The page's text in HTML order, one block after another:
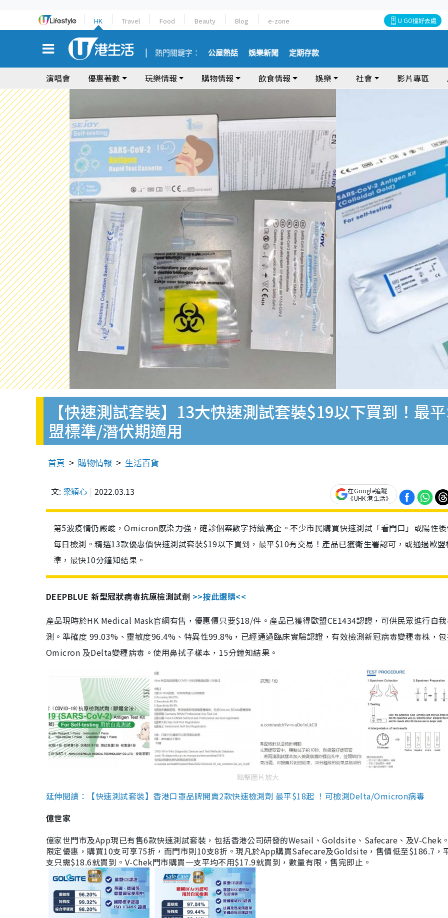
HK Travel Food Beauty Blog e-zone U GO搵好去處
熱門關鍵字： 公屋熱話 娛樂新聞 定期存款
演唱會 優惠著數 玩樂情報 購物情報 飲食情報 娛樂 社會 影片專區
【快速測試套裝】13大快速測試套裝$19以下買到！最
盟標準/潛伏期適用
首頁 購物情報 生活百貨
文: 梁穎心 2022.03.13
在Google追蹤
《UHK 港生活》
第5波疫情仍嚴峻，Omicron感染力強，確診個案數字持續高企。不少市民購買快速測試「看門口」或陽性
每日檢測。精選13款優惠價快速測試套裝$19以下買到，最平$10有交易！產品已獲衛生署認可，或通過歐盟
準，最快10分鐘知結果。
DEEPBLUE 新型冠狀病毒抗原檢測試劑 >>按此選購<<
產品現時於HK Medical Mask官網有售，優惠價只要$18/件。產品已獲得歐盟CE1434認證，可供民眾進行自
測。準確度 99.03%、靈敏度96.4%、特異性99.8%，已經通過臨床實驗認證，有效檢測新冠病毒變種毒株，
Omicron 及Delta變種病毒。使用鼻拭子樣本，15分鐘知結果。
點擊圖片放大
延伸閱讀：【快速測試套裝】香港口罩品牌開賣2款快速檢測劑 最平$18起 ！可檢測Delta/Omicron病毒
億世家
億家世門市及App現已有售6款快速測試套裝，包括香港公司研發的Wesail、Goldsite、Safecare、及V-Chek
限定優惠，購買10支可享75折，而門市則10支8折。現凡於App購買Safecare及Goldsite，售價低至$186.7，
支只需$18.6就買到。V-Chek門市購買一支平均不用$17.9就買到，數量有限，售完即止。